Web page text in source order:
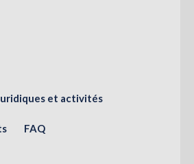
et activités
FAQ